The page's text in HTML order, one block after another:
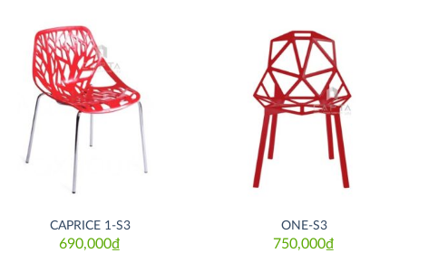
CAPRICE 1-S3
690,000₫
ONE-S3
750,000₫